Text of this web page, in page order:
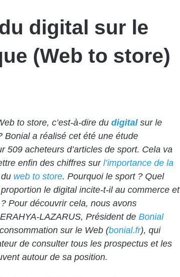
digital sur le
(Web to store)
to store, c’est-à-dire du digitalsur le
Bonial a réalisé cet été une étude
509 acheteurs d’articles de sport. Cela va
enfin des chiffres sur l’importance de la
web to store. Pourquoi le sport ? Quel
le digital incite-t-il au commerce et
Pour découvrir cela, nous avons
LAZARUS, Président de Bonial
sur le Web (bonial.fr), qui
de consulter tous les prospectus et les
autour de sa position.